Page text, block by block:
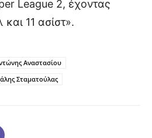
League 2, έχοντας
11 ασίστ».
Αναστασίου
Σταματούλας